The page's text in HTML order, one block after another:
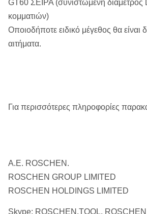
GT60 ΣΕΙΡΑ (συνιστώμενη
κομματιών)
Οποιοδήποτε ειδικό μέγεθος θα είναι
αιτήματα.
Για περισσότερες πληροφορίες
Α.Ε. ROSCHEN.
ROSCHEN GROUP LIMITED
ROSCHEN HOLDINGS LIMITED
Skype: ROSCHEN.TOOL,